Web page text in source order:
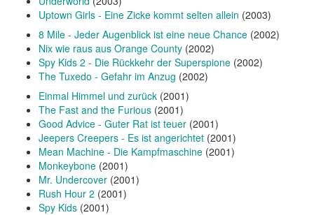
Uptown Girls - Eine Zicke kommt selten allein (2003)
8 Mile - Jeder Augenblick ist eine neue Chance (2002)
Nix wie raus aus Orange County (2002)
Spy Kids 2 - Die Rückkehr der Superspione (2002)
The Tuxedo - Gefahr im Anzug (2002)
Einmal Himmel und zurück (2001)
The Fast and the Furious (2001)
Good Advice - Guter Rat ist teuer (2001)
Jeepers Creepers - Es ist angerichtet (2001)
Mean Machine - Die Kampfmaschine (2001)
Monkeybone (2001)
Mr. Undercover (2001)
Rush Hour 2 (2001)
Spy Kids (2001)